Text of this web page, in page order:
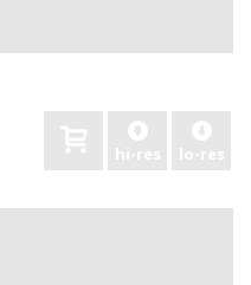
hi-res lo-res